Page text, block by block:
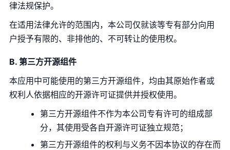
律法规保护。
在适用法律允许的范围内，本公司仅就该等专有部分向用
户授予有限的、非排他的、不可转让的使用权。
B. 第三方开源组件
本应用中可能使用的第三方开源组件，均由其原始作者或
权利人依据相应的开源许可证提供并授权使用。
第三方开源组件不作为本公司专有许可的组成部
分，其使用受各自开源许可证独立规范；
第三方开源组件的权利与义务不因本协议的存在而